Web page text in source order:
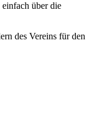
einfach über die
des Vereins für den